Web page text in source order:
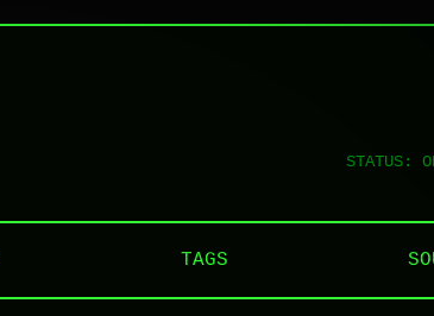
STATUS:
TAGS